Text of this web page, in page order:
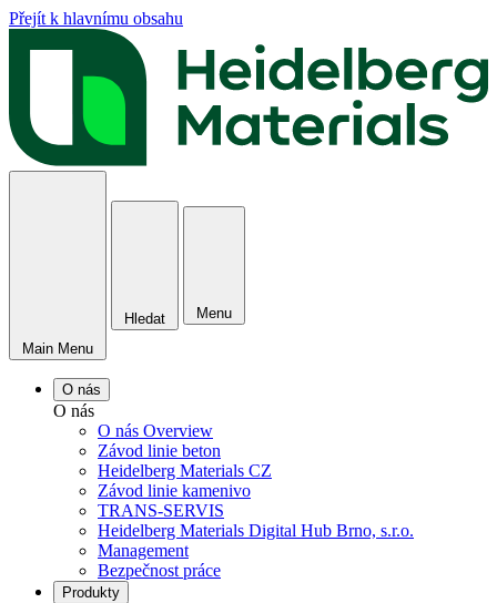
Přejít k hlavnímu obsahu
Main Menu
Hledat Menu
O nás
O nás
O nás Overview
Závod linie beton
Heidelberg Materials CZ
Závod linie kamenivo
TRANS-SERVIS
Heidelberg Materials Digital Hub Brno, s.r.o.
Management
Bezpečnost práce
Produkty